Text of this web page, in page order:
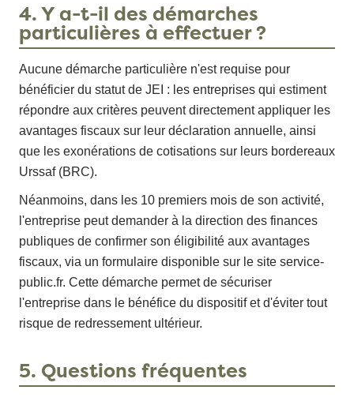
4. Y a-t-il des démarches
particulières à effectuer ?
Aucune démarche particulière n'est requise pour
bénéficier du statut de JEI : les entreprises qui estiment
répondre aux critères peuvent directement appliquer les
avantages fiscaux sur leur déclaration annuelle, ainsi
que les exonérations de cotisations sur leurs bordereaux
Urssaf (BRC).
Néanmoins, dans les 10 premiers mois de son activité,
l'entreprise peut demander à la direction des finances
publiques de confirmer son éligibilité aux avantages
fiscaux, via un formulaire disponible sur le site service-
public.fr. Cette démarche permet de sécuriser
l'entreprise dans le bénéfice du dispositif et d'éviter tout
risque de redressement ultérieur.
5. Questions fréquentes